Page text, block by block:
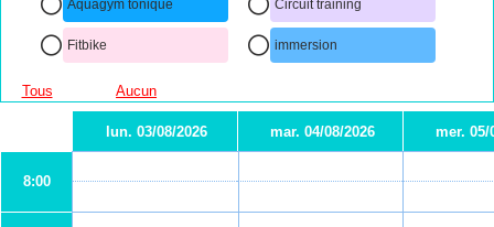
Aquagym tonique Circuit training
Fitbike immersion
Tous Aucun
lun. 03/08/2026 mar. 04/08/2026 mer. 05/
8:00